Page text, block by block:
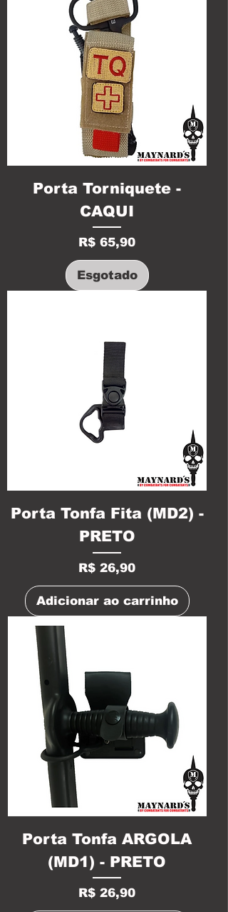
Porta Torniquete -
CAQUI
Preço
R$ 65,90
Esgotado
Porta Tonfa Fita (MD2) -
PRETO
Preço
R$ 26,90
Adicionar ao carrinho
Porta Tonfa ARGOLA
(MD1) - PRETO
Preço
R$ 26,90